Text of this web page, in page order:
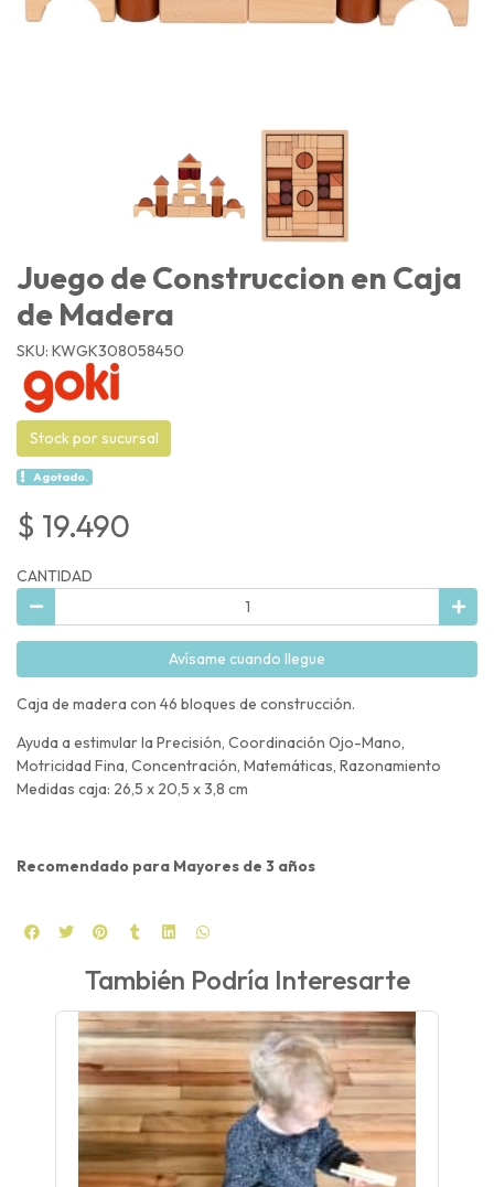
Juego de Construccion en Caja
de Madera
SKU: KWGK308058450
Stock por sucursal
Agotado.
$ 19.490
CANTIDAD
Avísame cuando llegue
Caja de madera con 46 bloques de construcción.
Ayuda a estimular la Precisión, Coordinación Ojo-Mano,
Motricidad Fina, Concentración, Matemáticas, Razonamiento
Medidas caja: 26,5 x 20,5 x 3,8 cm
Recomendado para Mayores de 3 años
También Podría Interesarte